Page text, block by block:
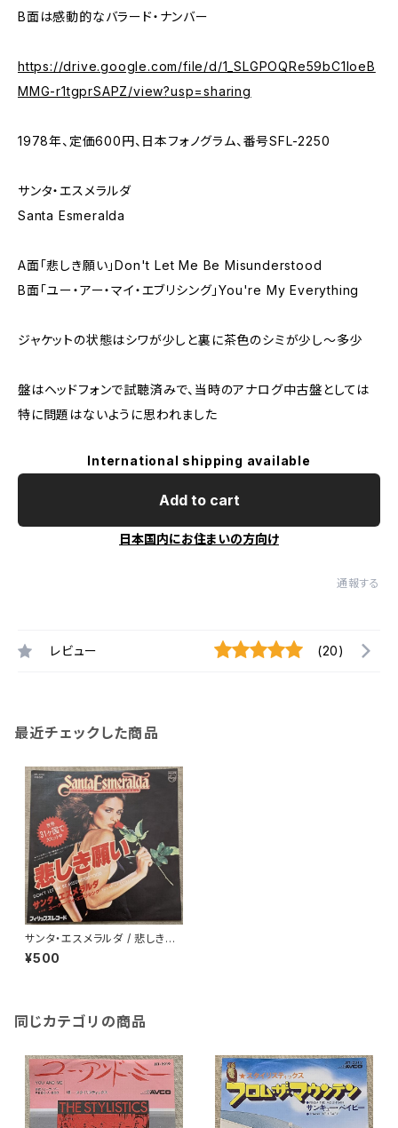
B面は感動的なバラード・ナンバー
https://drive.google.com/file/d/1_SLGPOQRe59bC1loeB
MMG-r1tgprSAPZ/view?usp=sharing
1978年、定価600円、日本フォノグラム、番号SFL-2250
サンタ・エスメラルダ
Santa Esmeralda
A面「悲しき願い」Don't Let Me Be Misunderstood
B面「ユー・アー・マイ・エブリシング」You're My Everything
ジャケットの状態はシワが少しと裏に茶色のシミが少し～多少
盤はヘッドフォンで試聴済みで、当時のアナログ中古盤としては
特に問題はないように思われました
International shipping available
Add to cart
日本国内にお住まいの方向け
通報する
レビュー (20)
最近チェックした商品
サンタ・エスメラルダ / 悲しき願
い
¥500
同じカテゴリの商品